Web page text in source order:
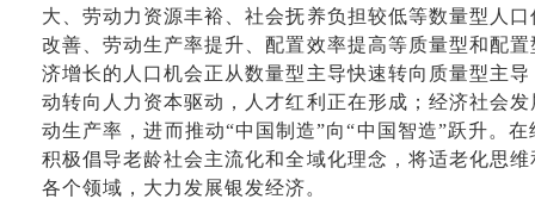
大、劳动力资源丰裕、社会抚养负担较低等数量型人
改善、劳动生产率提升、配置效率提高等质量型和配
济增长的人口机会正从数量型主导快速转向质量型主
动转向人力资本驱动，人才红利正在形成；经济社会
动生产率，进而推动“中国制造”向“中国智造”跃升。
积极倡导老龄社会主流化和全域化理念，将适老化思
各个领域，大力发展银发经济。